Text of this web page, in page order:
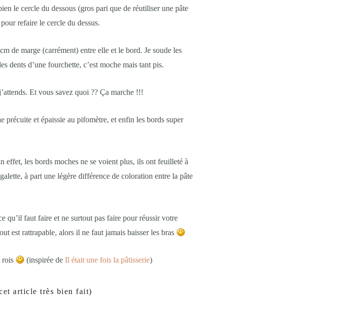
le cercle du dessous (gros pari que de réutiliser une pâte
refaire le cercle du dessus.
de marge (carrément) entre elle et le bord. Je soude les
dents d’une fourchette, c’est moche mais tant pis.
Et vous savez quoi ?? Ça marche !!!
précuite et épaissie au pifomètre, et enfin les bords super
effet, les bords moches ne se voient plus, ils ont feuilleté à
à part une légère différence de coloration entre la pâte
qu’il faut faire et ne surtout pas faire pour réussir votre
est rattrapable, alors il ne faut jamais baisser les bras
rois (inspirée de Il était une fois la pâtisserie)
article très bien fait)